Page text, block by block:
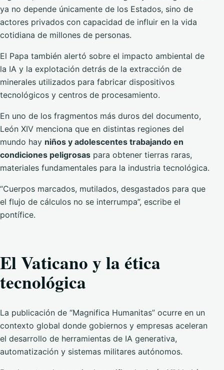
ya no depende únicamente de los Estados, sino de
actores privados con capacidad de influir en la vida
cotidiana de millones de personas.
El Papa también alertó sobre el impacto ambiental de
la IA y la explotación detrás de la extracción de
minerales utilizados para fabricar dispositivos
tecnológicos y centros de procesamiento.
En uno de los fragmentos más duros del documento,
León XIV menciona que en distintas regiones del
mundo hay niños y adolescentes trabajando en
condiciones peligrosas para obtener tierras raras,
materiales fundamentales para la industria tecnológica.
“Cuerpos marcados, mutilados, desgastados para que
el flujo de cálculos no se interrumpa”, escribe el
pontífice.
El Vaticano y la ética
tecnológica
La publicación de “Magnifica Humanitas” ocurre en un
contexto global donde gobiernos y empresas aceleran
el desarrollo de herramientas de IA generativa,
automatización y sistemas militares autónomos.